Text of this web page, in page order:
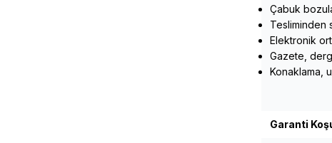
Çabuk
Tesliminden
Elektronik
Gazete,
Konaklama,
Garanti